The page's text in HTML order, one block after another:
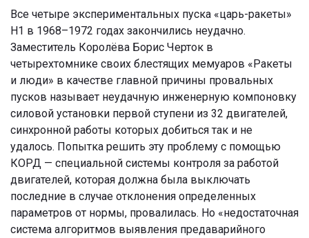
Все четыре экспериментальных пуска «царь-ракеты»
Н1 в 1968–1972 годах закончились неудачно.
Заместитель Королёва Борис Черток в
четырехтомнике своих блестящих мемуаров «Ракеты
и люди» в качестве главной причины провальных
пусков называет неудачную инженерную компоновку
силовой установки первой ступени из 32 двигателей,
синхронной работы которых добиться так и не
удалось. Попытка решить эту проблему с помощью
КОРД — специальной системы контроля за работой
двигателей, которая должна была выключать
последние в случае отклонения определенных
параметров от нормы, провалилась. Но «недостаточная
система алгоритмов выявления предаварийного